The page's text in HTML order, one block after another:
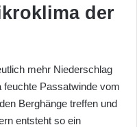
der
mehr Niederschlag
feuchte Passatwinde vom
Berghänge treffen und
entsteht so ein